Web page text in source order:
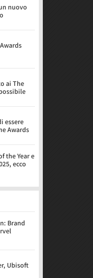
nuovo
ai The
essere
Awards
the Year e
ecco
Brand
Ubisoft